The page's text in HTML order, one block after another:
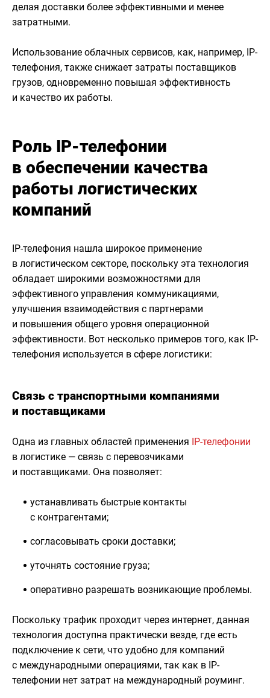
делая доставки более эффективными и менее
затратными.
Использование облачных сервисов, как, например, IP-
телефония, также снижает затраты поставщиков
грузов, одновременно повышая эффективность
и качество их работы.
Роль IP-телефонии
в обеспечении качества
работы логистических
компаний
IP-телефония нашла широкое применение
в логистическом секторе, поскольку эта технология
обладает широкими возможностями для
эффективного управления коммуникациями,
улучшения взаимодействия с партнерами
и повышения общего уровня операционной
эффективности. Вот несколько примеров того, как IP-
телефония используется в сфере логистики:
Связь с транспортными компаниями
и поставщиками
Одна из главных областей применения IP-телефонии
в логистике — связь с перевозчиками
и поставщиками. Она позволяет:
устанавливать быстрые контакты
с контрагентами;
согласовывать сроки доставки;
уточнять состояние груза;
оперативно разрешать возникающие проблемы.
Поскольку трафик проходит через интернет, данная
технология доступна практически везде, где есть
подключение к сети, что удобно для компаний
с международными операциями, так как в IP-
телефонии нет затрат на международный роуминг.